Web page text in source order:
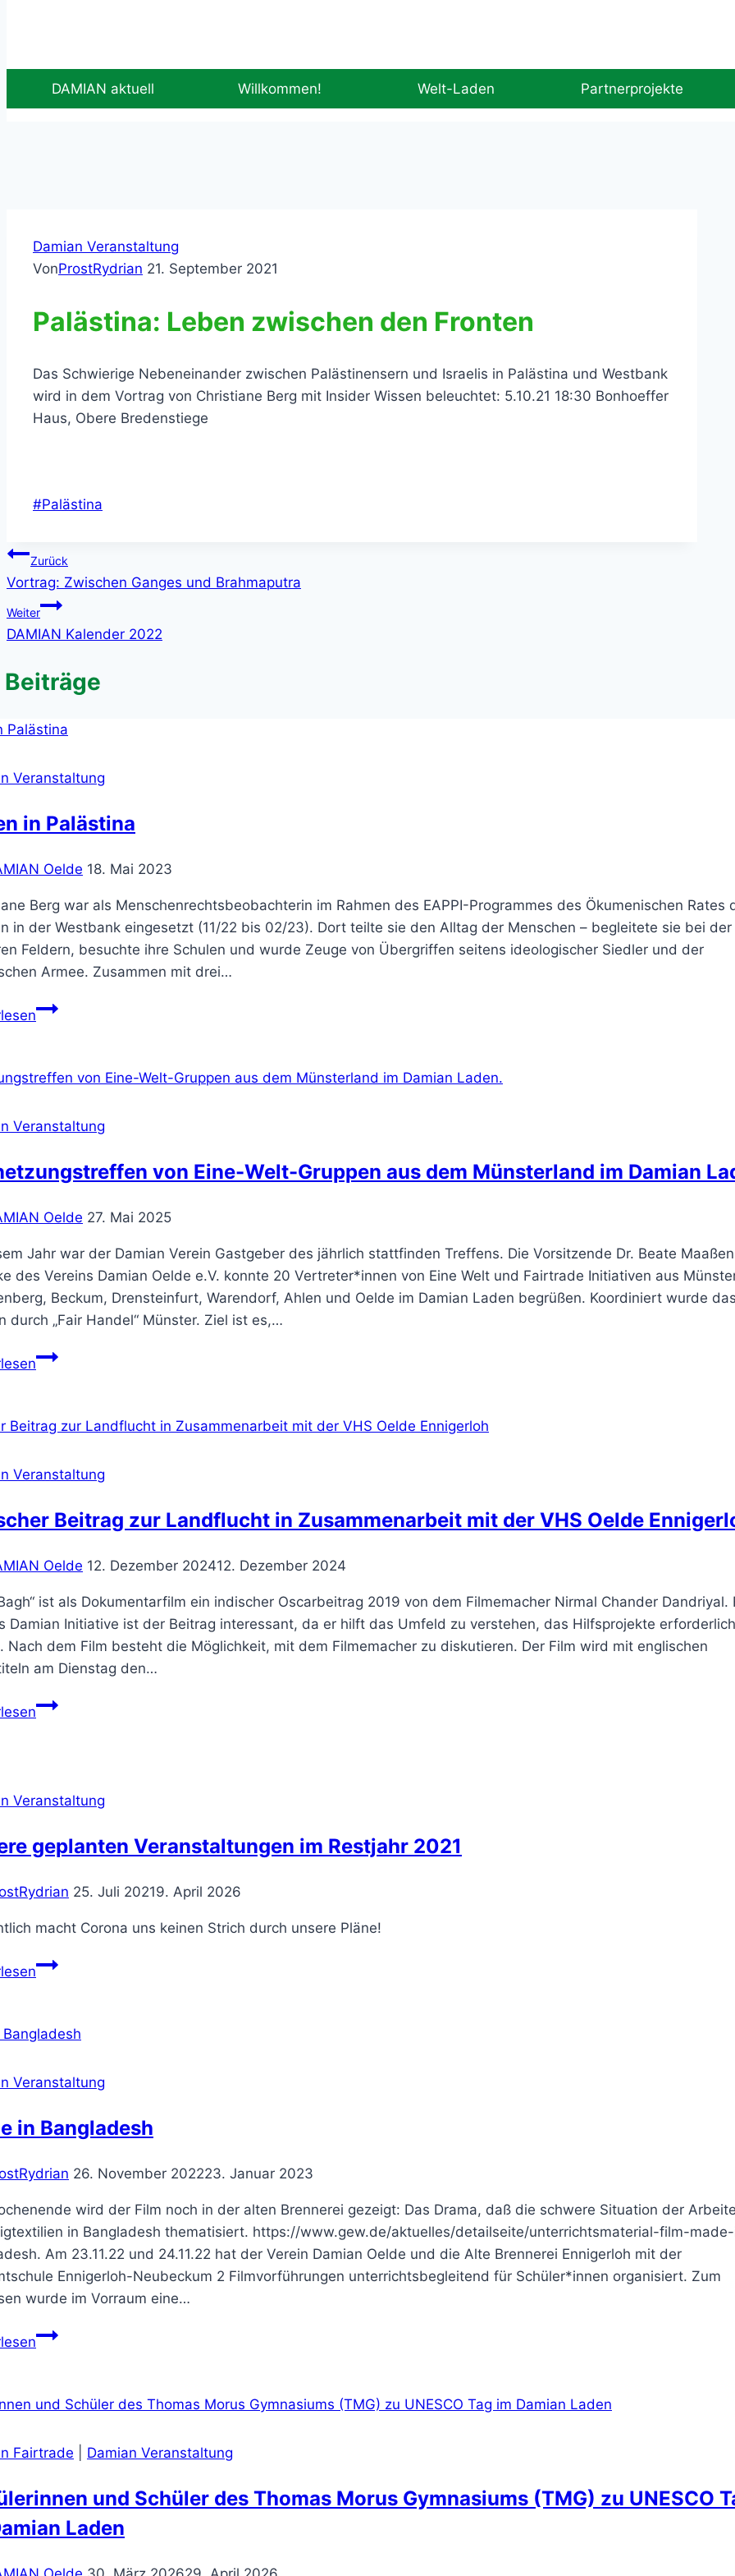
DAMIAN aktuell Willkommen! Welt-Laden Partnerprojekte
Damian Veranstaltung
VonProstRydrian 21. September 2021
Palästina: Leben zwischen den Fronten
Das Schwierige Nebeneinander zwischen Palästinensern und Israelis in Palästina und Westbank
wird in dem Vortrag von Christiane Berg mit Insider Wissen beleuchtet: 5.10.21 18:30 Bonhoeffer
Haus, Obere Bredenstiege
Schlagworte:
#Palästina
Beitragsnavigation
Zurück
Vortrag: Zwischen Ganges und Brahmaputra
Weiter
DAMIAN Kalender 2022
Veranstaltung
in Palästina
Oelde 18. Mai 2023
Berg war als Menschenrechtsbeobachterin im Rahmen des EAPPI-Programmes des Ökumenischen Rates
in der Westbank eingesetzt (11/22 bis 02/23). Dort teilte sie den Alltag der Menschen – begleitete sie bei
Feldern, besuchte ihre Schulen und wurde Zeuge von Übergriffen seitens ideologischer Siedler und der
Armee. Zusammen mit drei…
Leben
Veranstaltung
von Eine-Welt-Gruppen aus dem Münsterland im Damian
Oelde 27. Mai 2025
Jahr war der Damian Verein Gastgeber des jährlich stattfinden Treffens. Die Vorsitzende Dr. Beate
des Vereins Damian Oelde e.V. konnte 20 Vertreter*innen von Eine Welt und Fairtrade Initiativen aus
Beckum, Drensteinfurt, Warendorf, Ahlen und Oelde im Damian Laden begrüßen. Koordiniert wurde das
durch „Fair Handel“ Münster. Ziel ist es,…
Vernetzungstreffen
Welt-
Münsterland
im
Laden.
Veranstaltung
Beitrag zur Landflucht in Zusammenarbeit mit der VHS Oelde
Oelde 12. Dezember 202412. Dezember 2024
ist als Dokumentarfilm ein indischer Oscarbeitrag 2019 von dem Filmemacher Nirmal Chander Dandriyal.
Damian Initiative ist der Beitrag interessant, da er hilft das Umfeld zu verstehen, das Hilfsprojekte erforderlich
Nach dem Film besteht die Möglichkeit, mit dem Filmemacher zu diskutieren. Der Film wird mit englischen
am Dienstag den…
Indischer
Zusammenarbeit
der
Oelde
Ennigerloh
Veranstaltung
geplanten Veranstaltungen im Restjahr 2021
25. Juli 20219. April 2026
macht Corona uns keinen Strich durch unsere Pläne!
Unsere
im
2021
Veranstaltung
in Bangladesh
26. November 202223. Januar 2023
wird der Film noch in der alten Brennerei gezeigt: Das Drama, daß die schwere Situation der
in Bangladesh thematisiert. https://www.gew.de/aktuelles/detailseite/unterrichtsmaterial-film-
Am 23.11.22 und 24.11.22 hat der Verein Damian Oelde und die Alte Brennerei Ennigerloh mit der
Ennigerloh-Neubeckum 2 Filmvorführungen unterrichtsbegleitend für Schüler*innen organisiert. Zum
wurde im Vorraum eine…
Made
Fairtrade Damian Veranstaltung
und Schüler des Thomas Morus Gymnasiums (TMG) zu UNESCO
Laden